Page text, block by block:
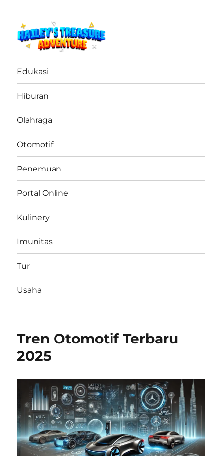
haileystreasureadventure.net
Edukasi
Hiburan
Olahraga
Otomotif
Penemuan
Portal Online
Kulinery
Imunitas
Tur
Usaha
Tren Otomotif Terbaru
2025